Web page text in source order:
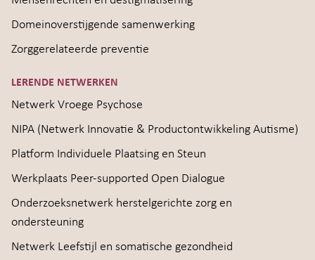
Domeinoverstijgende samenwerking
Zorggerelateerde preventie
LERENDE NETWERKEN
Netwerk Vroege Psychose
NIPA (Netwerk Innovatie & Productontwikkeling Autisme)
Platform Individuele Plaatsing en Steun
Werkplaats Peer-supported Open Dialogue
Onderzoeksnetwerk herstelgerichte zorg en
ondersteuning
Netwerk Leefstijl en somatische gezondheid